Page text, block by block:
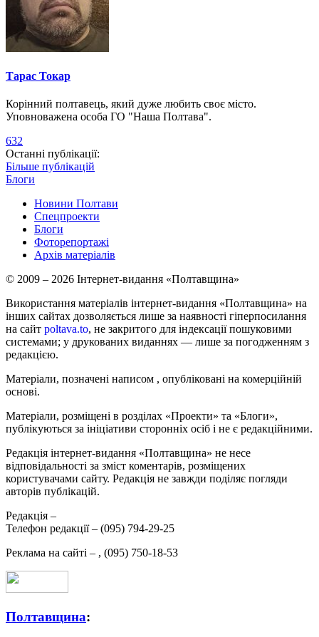
Тарас Токар
Корінний полтавець, який дуже любить своє місто.
Уповноважена особа ГО "Наша Полтава".
632
Останні публікації:
Більше публікацій
Блоги
Новини Полтави
Спецпроекти
Блоги
Фоторепортажі
Архів матеріалів
© 2009 – 2026 Інтернет-видання «Полтавщина»
Використання матеріалів інтернет-видання «Полтавщина» на
інших сайтах дозволяється лише за наявності гіперпосилання
на сайт poltava.to, не закритого для індексації пошуковими
системами; у друкованих виданнях — лише за погодженням з
редакцією.
Матеріали, позначені написом , опубліковані на комерційній
основі.
Матеріали, розміщені в розділах «Проекти» та «Блоги»,
публікуються за ініціативи сторонніх осіб і не є редакційними.
Редакція інтернет-видання «Полтавщина» не несе
відповідальності за зміст коментарів, розміщених
користувачами сайту. Редакція не завжди поділяє погляди
авторів публікацій.
Редакція –
Телефон редакції – (095) 794-29-25
Реклама на сайті – , (095) 750-18-53
Полтавщина: